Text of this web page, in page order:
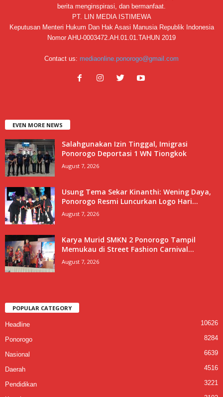
berita menginspirasi, dan bermanfaat.
PT. LIN MEDIA ISTIMEWA
Keputusan Menteri Hukum Dan Hak Asasi Manusia Republik Indonesia
Nomor AHU-0003472.AH.01.01.TAHUN 2019
Contact us: mediaonline.ponorogo@gmail.com
EVEN MORE NEWS
Salahgunakan Izin Tinggal, Imigrasi
Ponorogo Deportasi 1 WN Tiongkok
August 7, 2026
Usung Tema Sekar Kinanthi: Wening Daya,
Ponorogo Resmi Luncurkan Logo Hari...
August 7, 2026
Karya Murid SMKN 2 Ponorogo Tampil
Memukau di Street Fashion Carnival...
August 7, 2026
POPULAR CATEGORY
Headline 10626
Ponorogo 8284
Nasional 6639
Daerah 4516
Pendidikan 3221